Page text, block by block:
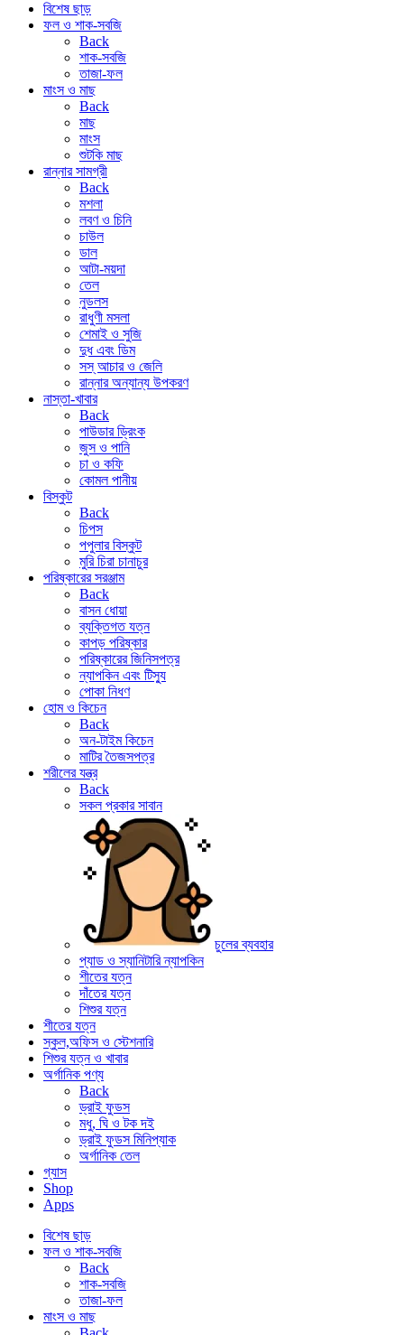
বিশেষ ছাড়
ফল ও শাক-সবজি
Back
শাক-সবজি
তাজা-ফল
মাংস ও মাছ
Back
মাছ
মাংস
শুটকি মাছ
রান্নার সামগ্রী
Back
মশলা
লবণ ও চিনি
চাউল
ডাল
আটা-ময়দা
তেল
নুডলস
রাধুণী মসলা
শেমাই ও সুজি
দুধ এবং ডিম
সস্ আচার ও জেলি
রান্নার অন্যান্য উপকরণ
নাস্তা-খাবার
Back
পাউডার ড্রিংক
জুস ও পানি
চা ও কফি
কোমল পানীয়
বিস্কুট
Back
চিপস
পপুলার বিস্কুট
মুরি চিরা চানাচুর
পরিষ্কারের সরঞ্জাম
Back
বাসন ধোয়া
ব্যক্তিগত যত্ন
কাপড় পরিষ্কার
পরিষ্কারের জিনিসপত্র
ন্যাপকিন এবং টিস্যু
পোকা নিধণ
হোম ও কিচেন
Back
অন-টাইম কিচেন
মাটির তৈজসপত্র
শরীলের যন্ত্র
Back
সকল প্রকার সাবান
চুলের ব্যবহার
প্যাড ও স্যানিটারি ন্যাপকিন
শীতের যত্ন
দাঁতের যত্ন
শিশুর যত্ন
শীতের যত্ন
স্কুল,অফিস ও স্টেশনারি
শিশুর যত্ন ও খাবার
অর্গানিক পণ্য
Back
ড্রাই ফুডস
মধু, ঘি ও টক দই
ড্রাই ফুডস মিনিপ্যাক
অর্গানিক তেল
গ্যাস
Shop
Apps
বিশেষ ছাড়
ফল ও শাক-সবজি
Back
শাক-সবজি
তাজা-ফল
মাংস ও মাছ